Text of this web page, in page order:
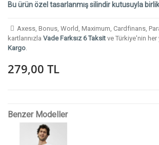
Bu ürün özel tasarlanmış silindir kutusuyla
Axess, Bonus, World, Maximum, Cardfinans,
kartlarınızla Vade Farksız 6 Taksit ve Türkiye'nin her
Kargo.
279,00 TL
Benzer Modeller